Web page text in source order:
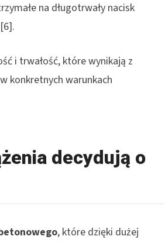
na długotrwały nacisk
i trwałość, które wynikają z
konkretnych warunkach
decydują o
, które dzięki dużej